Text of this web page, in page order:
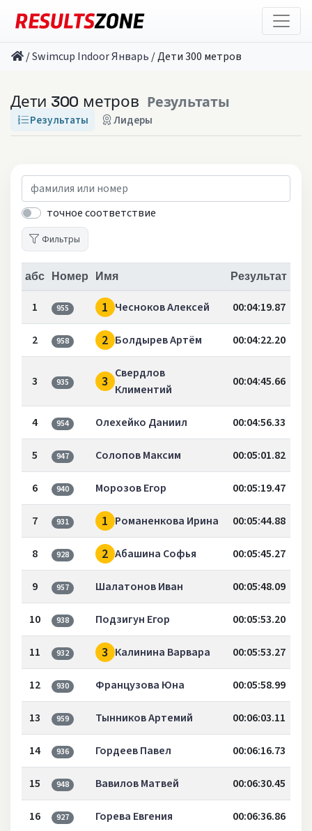
/Swimcup Indoor Январь /Дети 300 метров
Дети 300 метров Результаты
Результаты Лидеры
точное соответствие
Фильтры
абс Номер Имя Результат
1 955 1 Чесноков Алексей 00:04:19.87
2 958 2 Болдырев Артём 00:04:22.20
3 935 3 Свердлов
Климентий
00:04:45.66
4 954 Олехейко Даниил 00:04:56.33
5 947 Солопов Максим 00:05:01.82
6 940 Морозов Егор 00:05:19.47
7 931 1 Романенкова Ирина 00:05:44.88
8 928 2 Абашина Софья 00:05:45.27
9 957 Шалатонов Иван 00:05:48.09
10 938 Подзигун Егор 00:05:53.20
11 932 3 Калинина Варвара 00:05:53.27
12 930 Французова Юна 00:05:58.99
13 959 Тынников Артемий 00:06:03.11
14 936 Гордеев Павел 00:06:16.73
15 948 Вавилов Матвей 00:06:30.45
16 927 Горева Евгения 00:06:36.86